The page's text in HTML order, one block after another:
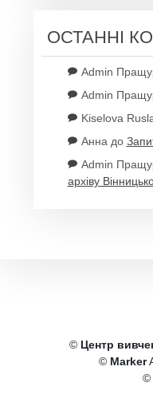
ОСТАННІ
Admin
Admin
Kiselova
Аннадо
Admin
архіву
© Центр
© Marker
©